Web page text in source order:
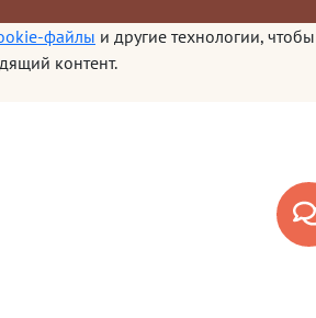
файлы и другие технологии, чтобы
контент.